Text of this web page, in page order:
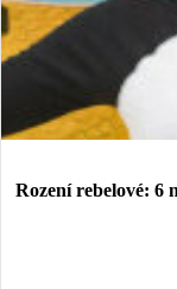
Rození rebelové: 6